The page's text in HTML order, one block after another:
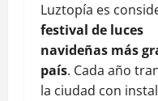
Luztopía es
festival de luces
navideñas más
país. Cada año
la ciudad con